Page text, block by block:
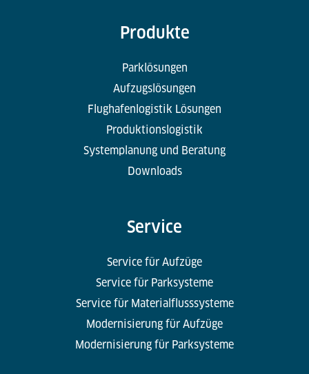
Produkte
Parklösungen
Aufzugslösungen
Flughafenlogistik Lösungen
Produktionslogistik
Systemplanung und Beratung
Downloads
Service
Service für Aufzüge
Service für Parksysteme
Service für Materialflusssysteme
Modernisierung für Aufzüge
Modernisierung für Parksysteme